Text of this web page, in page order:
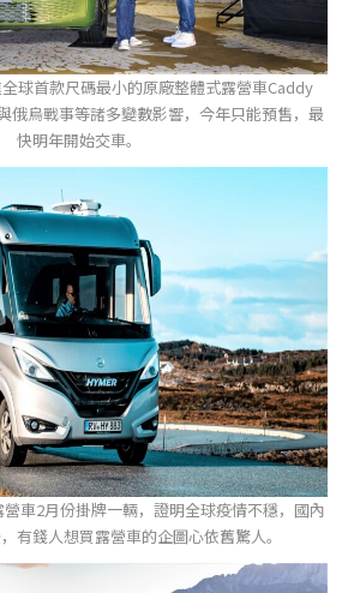
球首款尺碼最小的原廠整體式露營車Caddy
俄烏戰事等諸多變數影響，今年只能預售，最
快明年開始交車。
車2月份掛牌一輛，證明全球疫情不穩，國內
有錢人想買露營車的企圖心依舊驚人。